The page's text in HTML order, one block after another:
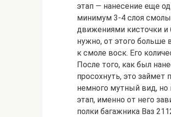
этап — нанесение еще
минимум 3-4 слоя
движениями кисточки
нужно, от этого больше
к смоле воск. Его
После того, как был
просохнуть, это
немного мутный вид, но
этап, именно от него
полки багажника Ваз